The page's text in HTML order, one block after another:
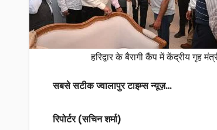
हरिद्वार के बैरागी कैंप में केंद्रीय गृह
सबसे सटीक ज्वालापुर टाइम्स न्यूज़…
रिपोर्टर (सचिन शर्मा)